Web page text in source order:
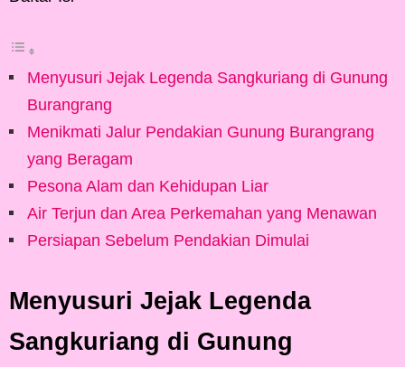
Menyusuri Jejak Legenda Sangkuriang di Gunung
Burangrang
Menikmati Jalur Pendakian Gunung Burangrang
yang Beragam
Pesona Alam dan Kehidupan Liar
Air Terjun dan Area Perkemahan yang Menawan
Persiapan Sebelum Pendakian Dimulai
Menyusuri Jejak Legenda
Sangkuriang di Gunung